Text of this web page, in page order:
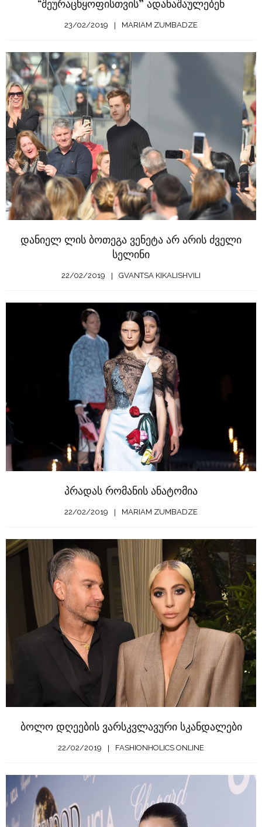
“შეურაცხყოფისთვის” ადანაშაულებენ
23/02/2019 MARIAM ZUMBADZE
დანიელ ლის ბოთეგა ვენეტა არ არის ძველი
სელინი
22/02/2019 GVANTSA KIKALISHVILI
პრადას რომანის ანატომია
22/02/2019 MARIAM ZUMBADZE
ბოლო დღეების ვარსკვლავური სკანდალები
22/02/2019 FASHIONHOLICS ONLINE